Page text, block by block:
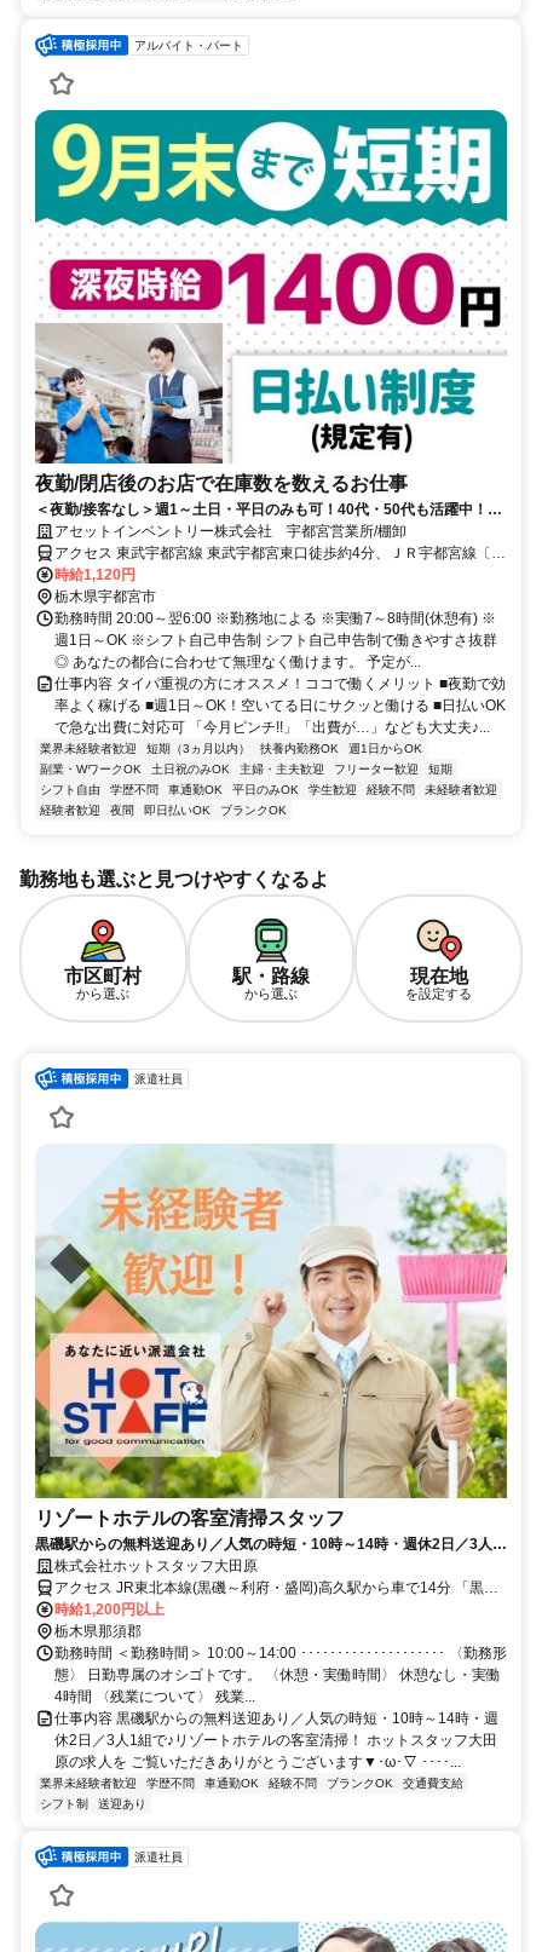
アルバイト・パート
夜勤/閉店後のお店で在庫数を数えるお仕事
＜夜勤/接客なし＞週1～土日・平日のみも可！40代・50代も活躍中！ド
ライバーできる方歓迎！
アセットインベントリー株式会社 宇都宮営業所/棚卸
アクセス 東武宇都宮線 東武宇都宮東口徒歩約4分、ＪＲ宇都宮線〔東
北本線〕・ＪＲ上野東京ライン/ＪＲ湘南新宿ライン 宇都宮西口徒歩
約23分、ＪＲ東北新幹線 宇都宮西口徒歩約23分 ｢東武宇都宮駅｣西口
徒歩3分(営業所)
時給1,120円
栃木県宇都宮市
勤務時間 20:00～翌6:00 ※勤務地による ※実働7～8時間(休憩有) ※
週1日～OK ※シフト自己申告制 シフト自己申告制で働きやすさ抜群
◎ あなたの都合に合わせて無理なく働けます。 予定が...
仕事内容 タイパ重視の方にオススメ！ココで働くメリット ■夜勤で効
率よく稼げる ■週1日～OK！空いてる日にサクッと働ける ■日払いOK
で急な出費に対応可 「今月ピンチ!!」「出費が…」なども大丈夫♪...
業界未経験者歓迎 短期（3ヵ月以内） 扶養内勤務OK
週1日からOK
副業・WワークOK
土日祝のみOK 主婦・主夫歓迎 フリーター歓迎
短期
シフト自由
学歴不問 車通勤OK 平日のみOK 学生歓迎 経験不問
未経験者歓迎
経験者歓迎
夜間 即日払いOK ブランクOK
勤務地も選ぶと見つけやすくなるよ
市区町村
から選ぶ
駅・路線
から選ぶ
現在地
を設定する
派遣社員
リゾートホテルの客室清掃スタッフ
黒磯駅からの無料送迎あり／人気の時短・10時～14時・週休2日／3人1
組で♪リゾートホテルの客室清掃！
株式会社ホットスタッフ大田原
アクセス JR東北本線(黒磯～利府・盛岡)高久駅から車で14分 「黒田
原駅」から車で15分 「黒磯駅」から車で18分 ●マイカー通勤OK！ ●
自転車・バイク通勤OK！ ●無料駐車場・駐輪場あり♪
････････････････････ ★黒磯駅からの無料送迎バスあり！ ご利用希
望の場合はお気軽にご相談ください♪
時給1,200円以上
栃木県那須郡
勤務時間 ＜勤務時間＞ 10:00～14:00 ････････････････････ 〈勤務形
態〉 日勤専属のオシゴトです。 〈休憩・実働時間〉 休憩なし・実働
4時間 〈残業について〉 残業...
仕事内容 黒磯駅からの無料送迎あり／人気の時短・10時～14時・週
休2日／3人1組で♪リゾートホテルの客室清掃！ ホットスタッフ大田
原の求人を ご覧いただきありがとうございます▼･ω･▽ ････...
業界未経験者歓迎 学歴不問 車通勤OK 経験不問 ブランクOK
交通費支給
シフト制
送迎あり
派遣社員